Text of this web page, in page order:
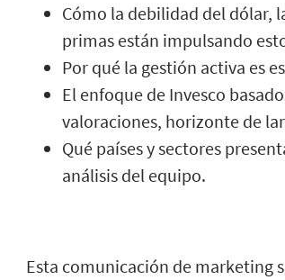
Cómo la debilidad del dólar,
primas están impulsando
Por qué la gestión activa es
El enfoque de Invesco
valoraciones, horizonte de
Qué países y sectores
análisis del equipo.
Esta comunicación de marketing